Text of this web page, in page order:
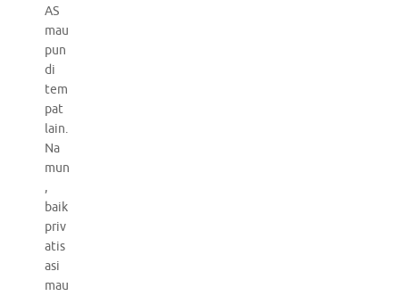
AS
mau
pun
di
tem
pat
lain.
Na
mun
,
baik
priv
atis
asi
mau